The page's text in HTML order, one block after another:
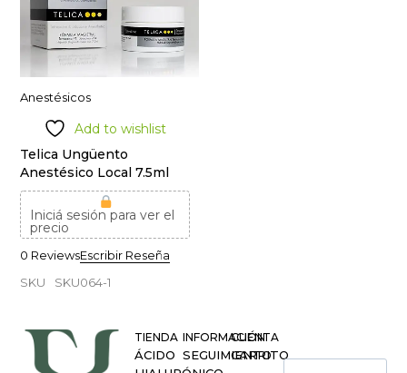
Anestésicos
Add to wishlist
Telica Ungüento
Anestésico Local 7.5ml
Iniciá sesión para ver el
precio
0 ReviewsEscribir Reseña
SKU
SKU064-1
TIENDA
ÁCIDO
INFORMACIÓN
SEGUIMIENTO
CUENTA
CARRITO